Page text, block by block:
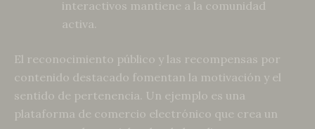
interactivos mantiene a la comunidad
activa.
El reconocimiento público y las recompensas por
contenido destacado fomentan la motivación y el
sentido de pertenencia. Un ejemplo es una
plataforma de comercio electrónico que crea un